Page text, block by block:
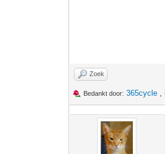
Zoek
Bedankt door: 365cycle ,